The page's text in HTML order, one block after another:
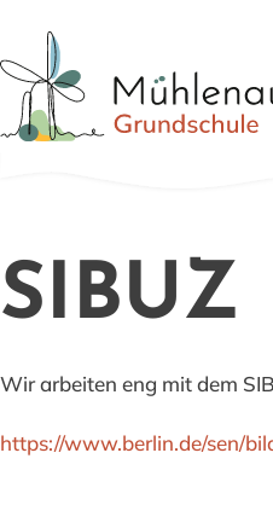
SIBUZ
Wir arbeiten eng mit dem
https://www.berlin.de/sen/